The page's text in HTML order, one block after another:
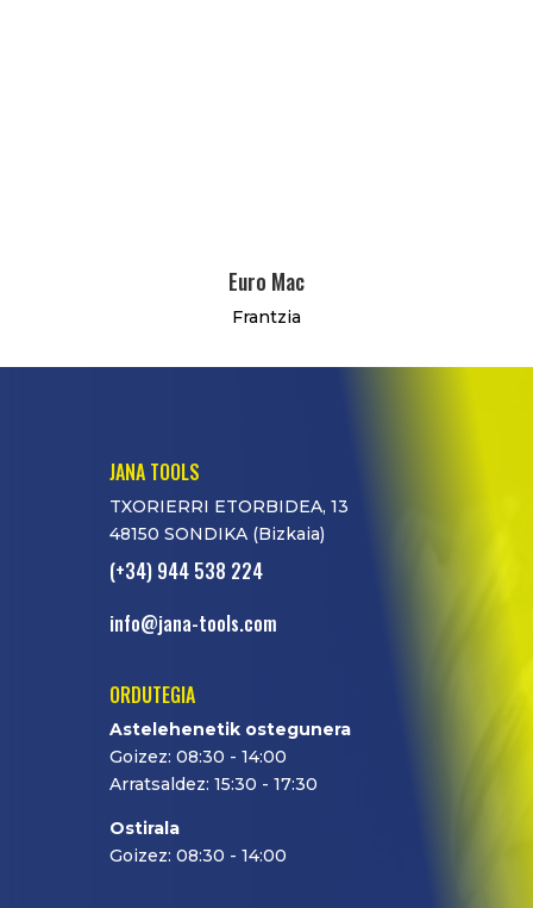
Euro Mac
Frantzia
JANA TOOLS
TXORIERRI ETORBIDEA, 13
48150 SONDIKA (Bizkaia)
(+34) 944 538 224
info@jana-tools.com
ORDUTEGIA
Astelehenetik ostegunera
Goizez: 08:30 - 14:00
Arratsaldez: 15:30 - 17:30
Ostirala
Goizez: 08:30 - 14:00